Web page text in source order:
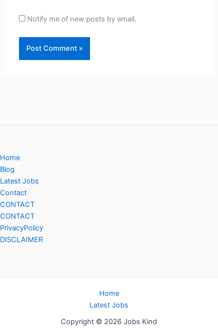
Notify me of new posts by email.
Home
Blog
Latest Jobs
Contact
CONTACT
CONTACT
PrivacyPolicy
DISCLAIMER
Home
Latest Jobs
Copyright © 2026 Jobs Kind